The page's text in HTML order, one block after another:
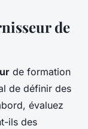
de
de formation
de définir des
évaluez
ils des